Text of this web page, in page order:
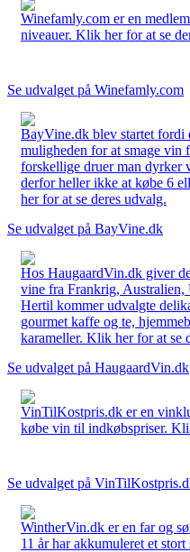
Winefamly.com er en
niveauer. Klik her for at se
Se udvalget på Winefamly.com
BayVine.dk blev startet fordi
muligheden for at smage vin
forskellige druer man dyrker
derfor heller ikke at købe 6
her for at se deres udvalg.
Se udvalget på BayVine.dk
Hos HaugaardVin.dk giver
vine fra Frankrig, Australien,
Hertil kommer udvalgte
gourmet kaffe og te,
karameller. Klik her for at se
Se udvalget på HaugaardVin.dk
VinTilKostpris.dk er en
købe vin til indkøbspriser.
Se udvalget på
WintherVin.dk er en far og
11 år har akkumuleret et